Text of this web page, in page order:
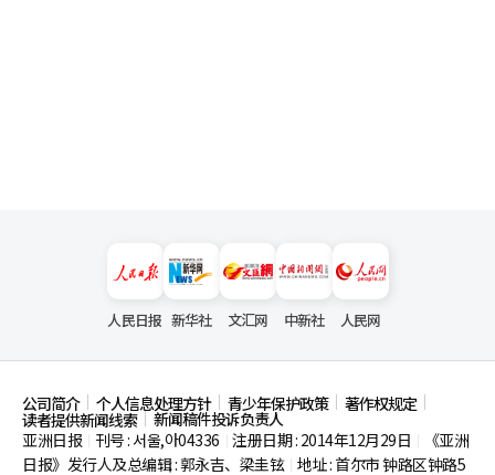
人民日报 新华社 文汇网 中新社 人民网
公司简介 个人信息处理方针 青少年保护政策 著作权规定
读者提供新闻线索
新闻稿件投诉负责人
亚洲日报
刊号 : 서울,아04336 注册日期 : 2014年12月29日
《亚洲
日报》发行人及总编辑 : 郭永吉、梁圭铉 地址 : 首尔市钟路区钟路5